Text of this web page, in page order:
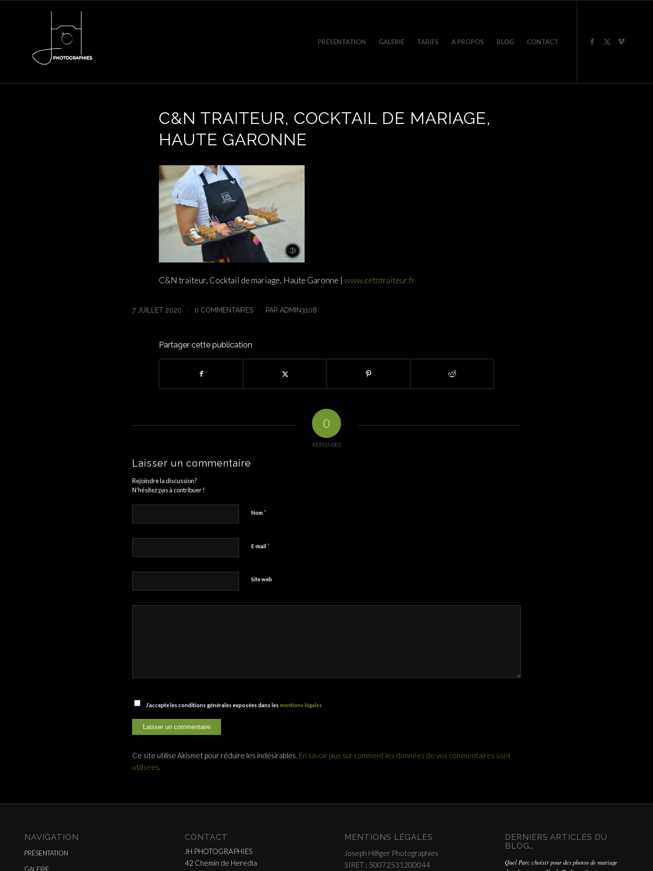
PRÉSENTATION GALERIE TARIFS A PROPOS BLOG CONTACT
C&N TRAITEUR, COCKTAIL DE MARIAGE,
HAUTE GARONNE
C&N traiteur, Cocktail de mariage, Haute Garonne | www.cetntraiteur.fr
7 JUILLET 2020 / 0 COMMENTAIRES / PAR ADMIN3108
Partager cette publication
0
RÉPONSES
Laisser un commentaire
Rejoindre la discussion?
N’hésitez pas à contribuer !
Nom*
E-mail*
Site web
J’accepte les conditions générales exposées dans les mentions légales
Ce site utilise Akismet pour réduire les indésirables. En savoir plus sur comment les données de vos commentaires sont
utilisées.
NAVIGATION
PRÉSENTATION
GALERIE
CONTACT
JH PHOTOGRAPHIES
42 Chemin de Heredia
MENTIONS LÉGALES
Joseph Hilfiger Photographies
SIRET : 50072531200044
DERNIERS ARTICLES DU
BLOG…
Quel Parc choisir pour des photos de mariage